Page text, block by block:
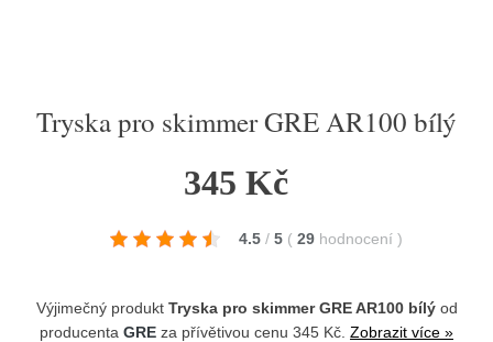
Tryska pro skimmer GRE AR100 bílý
345 Kč
4.5 / 5 ( 29 hodnocení )
Výjimečný produkt Tryska pro skimmer GRE AR100 bílýod
producenta GRE za přívětivou cenu 345 Kč. Zobrazit více »